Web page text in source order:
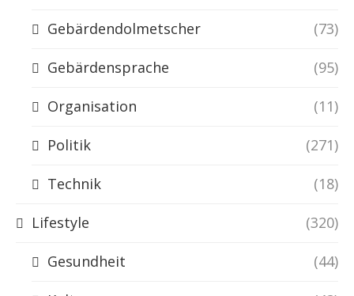
Gebärdendolmetscher (73)
Gebärdensprache (95)
Organisation (11)
Politik (271)
Technik (18)
Lifestyle (320)
Gesundheit (44)